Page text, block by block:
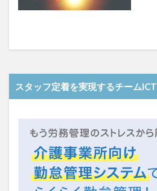
スタッフ定着を実現するチームICT